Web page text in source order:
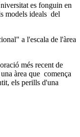
es fonguin en
models ideals del
a l'escala de l'àrea
més recent de
àrea que comença
els perills d'una